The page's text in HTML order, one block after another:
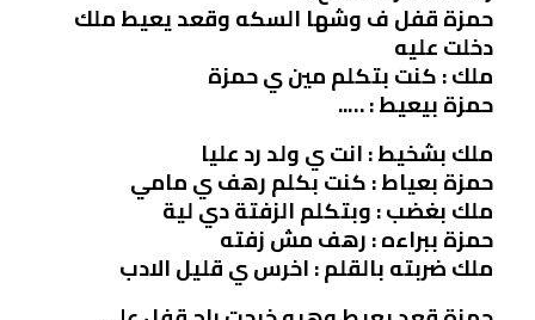
حمزة قفل ف وشها السكه وقعد يعيط ملك
دخلت عليه
ملك : كنت بتكلم مين ي حمزة
حمزة بيعيط : …..
ملك بشخيط : انت ي ولد رد عليا
حمزة بعياط : كنت بكلم رهف ي مامي
ملك بغضب : وبتكلم الزفتة دي لية
حمزة ببراءه : رهف مش زفته
ملك ضربته بالقلم : اخرس ي قليل الادب